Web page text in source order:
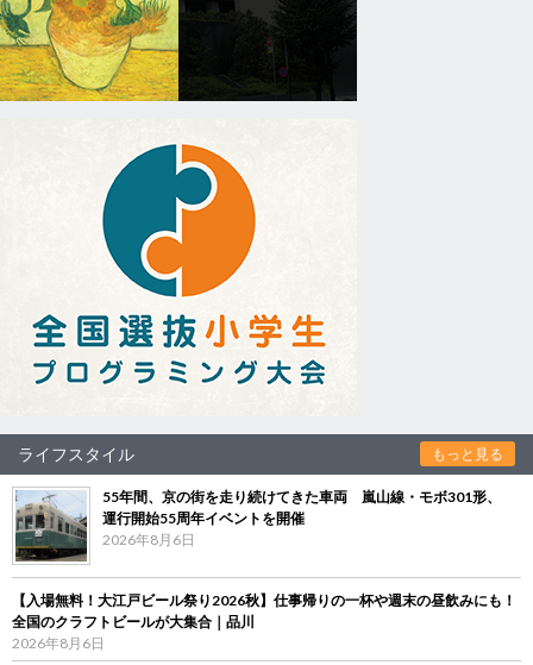
ライフスタイル もっと見る
55年間、京の街を走り続けてきた車両 嵐山線・モボ301形、
運行開始55周年イベントを開催
2026年8月6日
【入場無料！大江戸ビール祭り2026秋】仕事帰りの一杯や週末の昼飲みにも！
全国のクラフトビールが大集合｜品川
2026年8月6日